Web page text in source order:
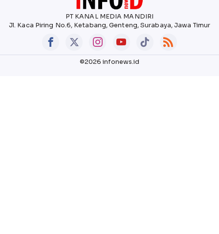
PT KANAL MEDIA MANDIRI
Jl. Kaca Piring No.6, Ketabang, Genteng, Surabaya, Jawa Timur
©2026 infonews.id